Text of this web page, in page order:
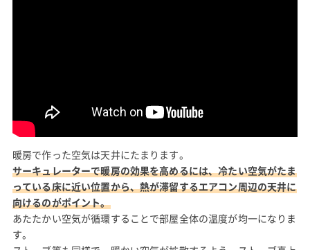
暖房で作った空気は天井にたまります。
サーキュレーターで暖房の効果を高めるには、冷たい空気がたま
っている床に近い位置から、熱が滞留するエアコン周辺の天井に
向けるのがポイント。
あたたかい空気が循環することで部屋全体の温度が均一になりま
す。